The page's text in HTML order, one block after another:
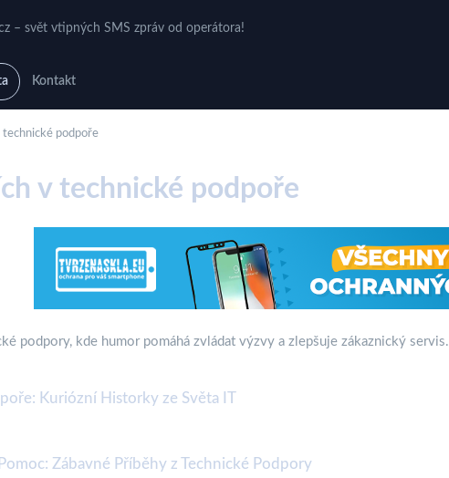
– svět vtipných SMS zpráv od operátora!
Kontakt
technické podpoře
v technické podpoře
podpory, kde humor pomáhá zvládat výzvy a zlepšuje zákaznický servis.
Kuriózní Historky ze Světa IT
Zábavné Příběhy z Technické Podpory